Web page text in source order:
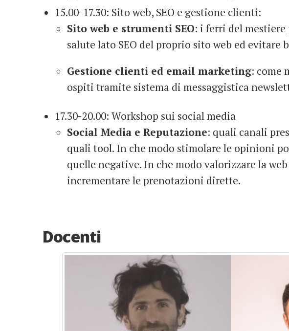
15.00-17.30: Sito web, SEO e gestione clienti:
Sito web e strumenti SEO: i ferri del mestiere
salute lato SEO del proprio sito web ed evitare
Gestione clienti ed email marketing: come
ospiti tramite sistema di messaggistica
17.30-20.00: Workshop sui social media
Social Media e Reputazione: quali canali
quali tool. In che modo stimolare le opinioni
quelle negative. In che modo valorizzare la
incrementare le prenotazioni dirette.
Docenti